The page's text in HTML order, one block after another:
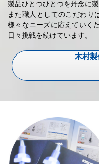
製品ひとつひとつを丹念に製
また職人としてのこだわり
様々なニーズに応えていく
日々挑戦を続けています。
木村製